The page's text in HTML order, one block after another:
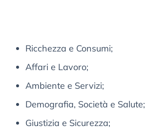
Ricchezza e Consumi;
Affari e Lavoro;
Ambiente e Servizi;
Demografia, Società e Salute;
Giustizia e Sicurezza;